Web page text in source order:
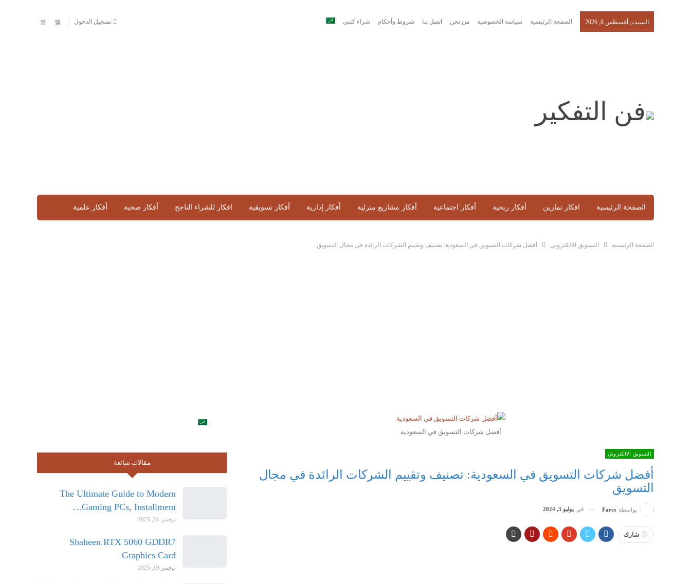
تسجيل الدخول السبت, أغسطس 8, 2026 الصفحة الرئيسية سياسة الخصوصية من نحن اتصل بنا شروط وأحكام شراء كتبي
الصفحة الرئيسية افكار تمارين أفكار ربحية أفكار اجتماعية أفكار مشاريع منزلية أفكار إدارية أفكار تسويقية افكار للشراء الناجح أفكار صحية أفكار علمية
الصفحة الرئيسية التسويق الالكتروني أفضل شركات التسويق في السعودية: تصنيف وتقييم الشركات الرائدة في مجال التسويق
أفضل شركات التسويق في السعودية
التسويق الالكتروني
أفضل شركات التسويق في السعودية: تصنيف وتقييم الشركات الرائدة في مجال
التسويق
بواسطة Fares في يوليو 3, 2024
شارك
مقالات شائعة
The Ultimate Guide to Modern
Gaming PCs, Installment…
نوفمبر 21, 2025
Shaheen RTX 5060 GDDR7
Graphics Card
نوفمبر 19, 2025